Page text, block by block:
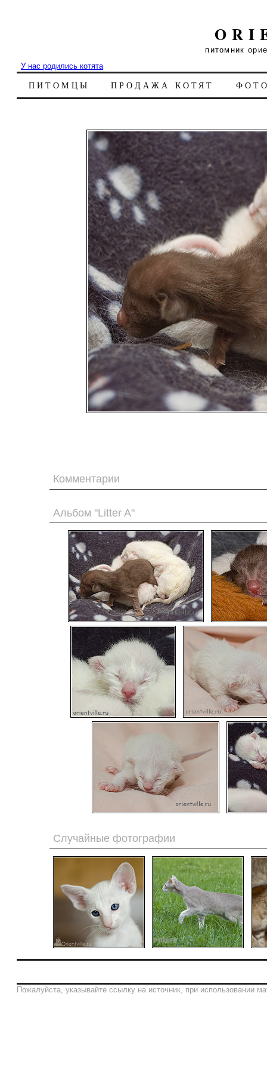
питомник
У нас родились котята
ПИТОМЦЫ ПРОДАЖА КОТЯТ
Комментарии
Альбом "Litter A"
Случайные фотографии
Пожалуйста, указывайте ссылку на источник, при использовании